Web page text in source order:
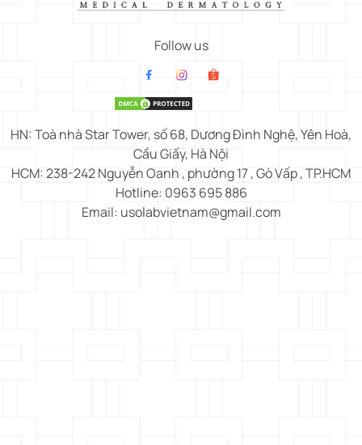
Follow us
HN: Toà nhà Star Tower, số 68, Dương Đình Nghệ, Yên Hoà,
Cầu Giấy, Hà Nội
HCM: 238-242 Nguyễn Oanh , phường 17 , Gò Vấp , TP.HCM
Hotline: 0963 695 886
Email: usolabvietnam@gmail.com